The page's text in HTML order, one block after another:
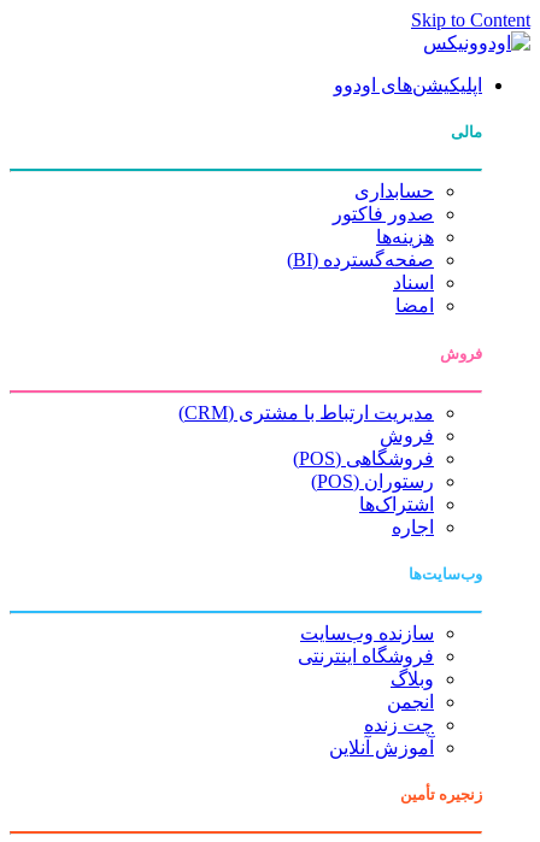
Skip to Content
اپلیکیشن‌های اودوو
مالی
حسابداری
صدور فاکتور
هزینه‌ها
صفحه‌گسترده (BI)
اسناد
امضا
فروش
مدیریت ارتباط با مشتری (CRM)
فروش
فروشگاهی (POS)
رستوران (POS)
اشتراک‌ها
اجاره
وب‌سایت‌ها
سازنده وب‌سایت
فروشگاه اینترنتی
وبلاگ
انجمن
چت زنده
آموزش آنلاین
زنجیره تأمین